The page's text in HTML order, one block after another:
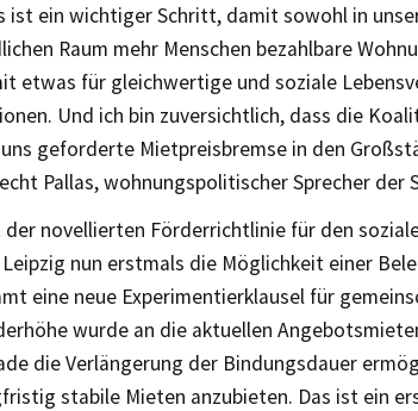
ist ein wichtiger Schritt, damit sowohl in
Raum mehr Menschen bezahlbare
etwas für gleichwertige und soziale
Und ich bin zuversichtlich, dass die
geforderte Mietpreisbremse in den
Pallas, wohnungspolitischer Sprecher der
der novellierten Förderrichtlinie für den
nun erstmals die Möglichkeit einer
eine neue Experimentierklausel für
wurde an die aktuellen
die Verlängerung der Bindungsdauer
stabile Mieten anzubieten. Das ist ein